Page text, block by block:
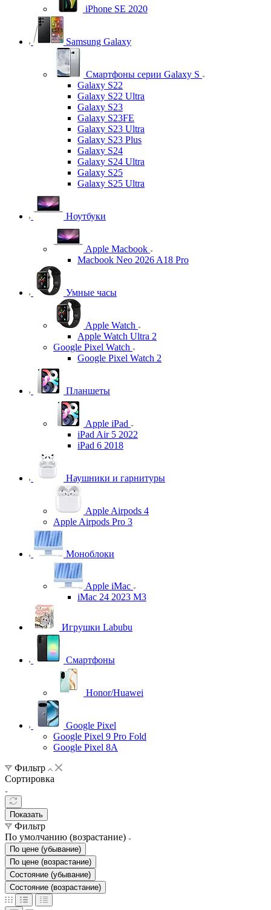
iPhone SE 2020
Samsung Galaxy
Смартфоны серии Galaxy S
Galaxy S22
Galaxy S22 Ultra
Galaxy S23
Galaxy S23FE
Galaxy S23 Ultra
Galaxy S23 Plus
Galaxy S24
Galaxy S24 Ultra
Galaxy S25
Galaxy S25 Ultra
Ноутбуки
Apple Macbook
Macbook Neo 2026 A18 Pro
Умные часы
Apple Watch
Apple Watch Ultra 2
Google Pixel Watch
Google Pixel Watch 2
Планшеты
Apple iPad
iPad Air 5 2022
iPad 6 2018
Наушники и гарнитуры
Apple Airpods 4
Apple Airpods Pro 3
Моноблоки
Apple iMac
iMac 24 2023 M3
Игрушки Labubu
Смартфоны
Honor/Huawei
Google Pixel
Google Pixel 9 Pro Fold
Google Pixel 8A
Фильтр
Сортировка
Показать
Фильтр
По умолчанию (возрастание)
По цене (убывание)
По цене (возрастание)
Состояние (убывание)
Состояние (возрастание)